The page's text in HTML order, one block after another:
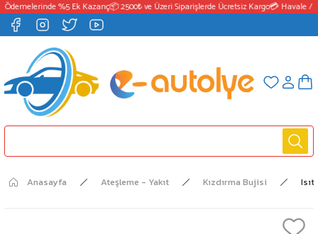
%5 Ek Kazanç📦 2500₺ ve Üzeri Siparişlerde Ücretsiz Kargo💳 Havale /
Anasayfa Ateşleme - Yakıt Kızdırma Bujisi